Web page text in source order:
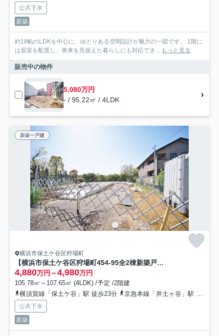
公共下水
新築
約18帖のLDKを中心に、ゆとりある空間設計が魅力の一邸です。 1階に
は居室を配置し、将来を見据えた暮らしにも対応でき... もっと見る
販売中の物件
5,080万円
- / 95.22㎡ / 4LDK
新築一戸建
横浜市保土ケ谷区狩場町
【横浜市保土ケ谷区狩場町454-95全2棟新築戸建て】★仲介手数料無料★（瀬戸ヶ谷小学校・岩崎中学校）
4,880万円～4,980万円
105.78㎡～107.65㎡ (4LDK) /予定 /2階建
横須賀線「保土ケ谷」駅 徒歩23分
京急本線「井土ヶ谷」駅 徒歩30分
公共下水
新築